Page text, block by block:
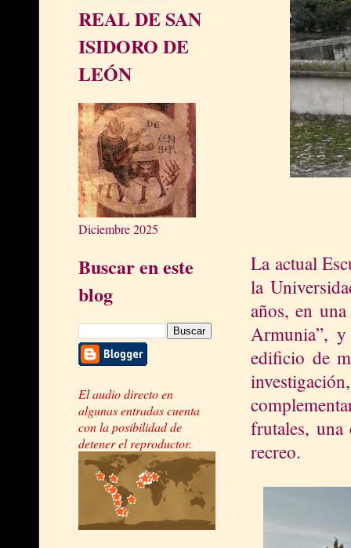
REAL DE SAN
ISIDORO DE
LEÓN
Diciembre 2025
Buscar en este
blog
El audio directo en
algunas entradas cuenta
con la posibilidad de
detener el reproductor.
La actual
la
años, en
Armunia”,
edificio de
frutales, una
recreo.